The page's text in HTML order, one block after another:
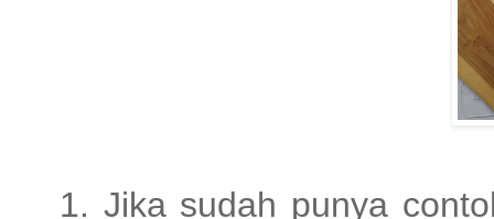
1. Jika sudah punya